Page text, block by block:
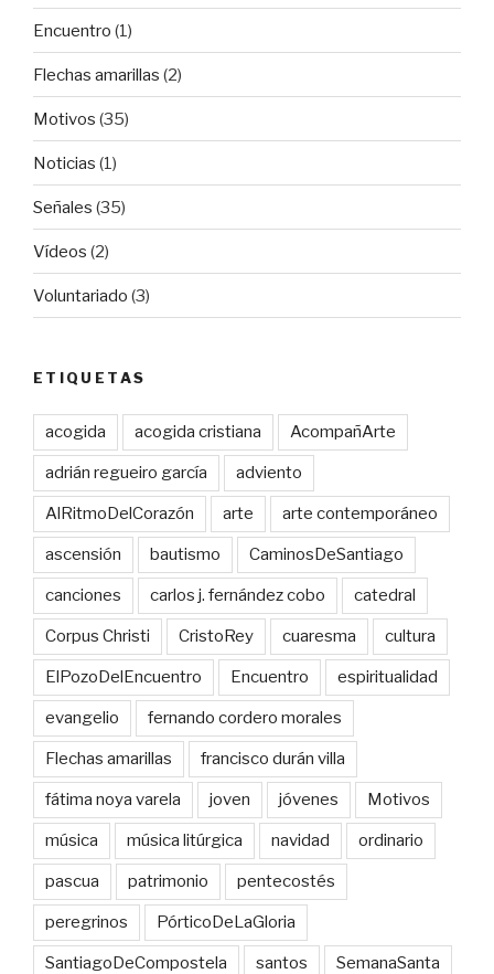
Encuentro (1)
Flechas amarillas (2)
Motivos (35)
Noticias (1)
Señales (35)
Vídeos (2)
Voluntariado (3)
ETIQUETAS
acogida acogida cristiana AcompañArte
adrián regueiro garcía adviento
AlRitmoDelCorazón arte arte contemporáneo
ascensión bautismo CaminosDeSantiago
canciones carlos j. fernández cobo catedral
Corpus Christi CristoRey cuaresma cultura
ElPozoDelEncuentro Encuentro espiritualidad
evangelio fernando cordero morales
Flechas amarillas francisco durán villa
fátima noya varela joven jóvenes Motivos
música música litúrgica navidad ordinario
pascua patrimonio pentecostés
peregrinos PórticoDeLaGloria
SantiagoDeCompostela santos SemanaSanta